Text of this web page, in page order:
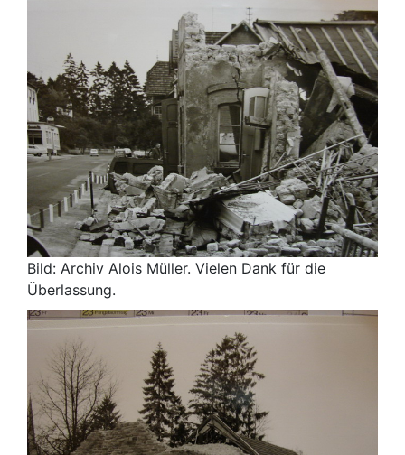
Bild: Archiv Alois Müller. Vielen Dank für die
Überlassung.